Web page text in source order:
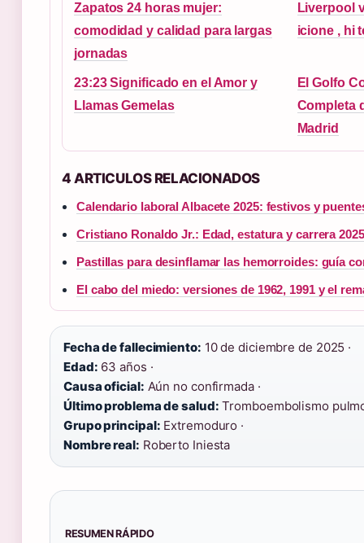
Zapatos 24 horas mujer:
comodidad y calidad para largas
jornadas
Liverpool
icione , hi
23:23 Significado en el Amor y
Llamas Gemelas
El Golfo
Completa
Madrid
4 ARTICULOS RELACIONADOS
Calendario laboral Albacete 2025: festivos y
Cristiano Ronaldo Jr.: Edad, estatura y carrera 2025
Pastillas para desinflamar las hemorroides: guía
El cabo del miedo: versiones de 1962, 1991 y el
Fecha de fallecimiento: 10 de diciembre de 2025 ·
Edad: 63 años ·
Causa oficial: Aún no confirmada ·
Último problema de salud: Tromboembolismo
Grupo principal: Extremoduro ·
Nombre real: Roberto Iniesta
RESUMEN RÁPIDO